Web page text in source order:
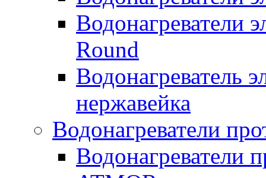
Водонагреватели
Round
Водонагреватель
нержавейка
Водонагреватели
Водонагреватели